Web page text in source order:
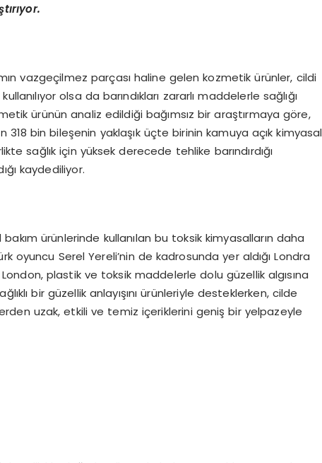
vazgeçilmez parçası haline gelen kozmetik ürünler, cildi
olsa da barındıkları zararlı maddelerle sağlığı
ürünün analiz edildiği bağımsız bir araştırmaya göre,
318 bin bileşenin yaklaşık üçte birinin kamuya açık kimyasal
sağlık için yüksek derecede tehlike barındırdığı
kaydediliyor.
ürünlerinde kullanılan bu toksik kimyasalların daha
oyuncu Serel Yereli’nin de kadrosunda yer aldığı Londra
plastik ve toksik maddelerle dolu güzellik algısına
bir güzellik anlayışını ürünleriyle desteklerken, cilde
uzak, etkili ve temiz içeriklerini geniş bir yelpazeyle